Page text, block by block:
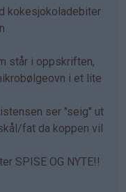
kokesjokoladebiter
står i oppskriften,
i et lite
ser "seig" ut
fat da koppen vil
SPISE OG NYTE!!